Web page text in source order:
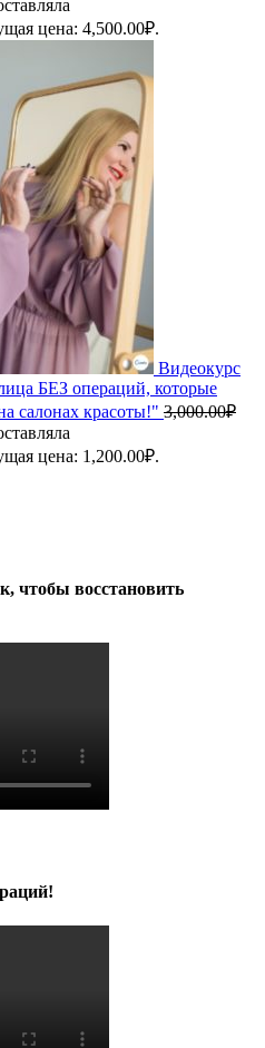
цена: 4,500.00₽.
Видеокурс
БЕЗ операций, которые
салонах красоты!" 3,000.00₽
цена: 1,200.00₽.
чтобы восстановить